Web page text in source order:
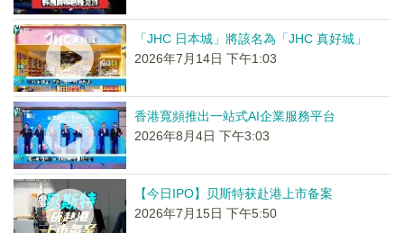
「JHC 日本城」將該名為「JHC 真好城」
2026年7月14日 下午1:03
香港寬頻推出一站式AI企業服務平台
2026年8月4日 下午3:03
【今日IPO】贝斯特获赴港上市备案
2026年7月15日 下午5:50